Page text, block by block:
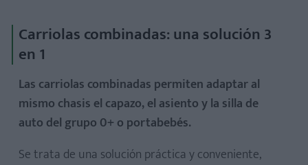
Carriolas combinadas: una solución 3
en 1
Las carriolas combinadas permiten adaptar al
mismo chasis el capazo, el asiento y la silla de
auto del grupo 0+ o portabebés.
Se trata de una solución práctica y conveniente,